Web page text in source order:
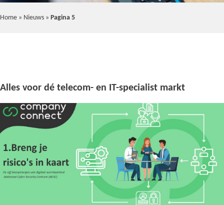
Home » Nieuws » Pagina 5
Alles voor dé telecom- en IT-specialist markt